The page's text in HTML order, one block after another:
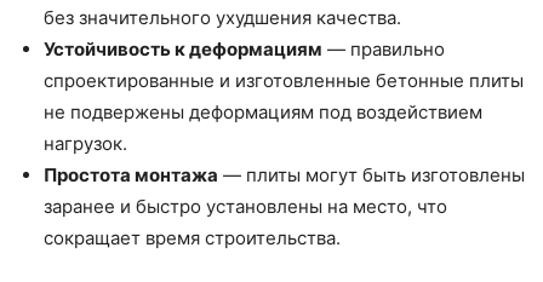
без значительного ухудшения качества.
Устойчивость к деформациям — правильно
спроектированные и изготовленные бетонные плиты
не подвержены деформациям под воздействием
нагрузок.
Простота монтажа — плиты могут быть изготовлены
заранее и быстро установлены на место, что
сокращает время строительства.